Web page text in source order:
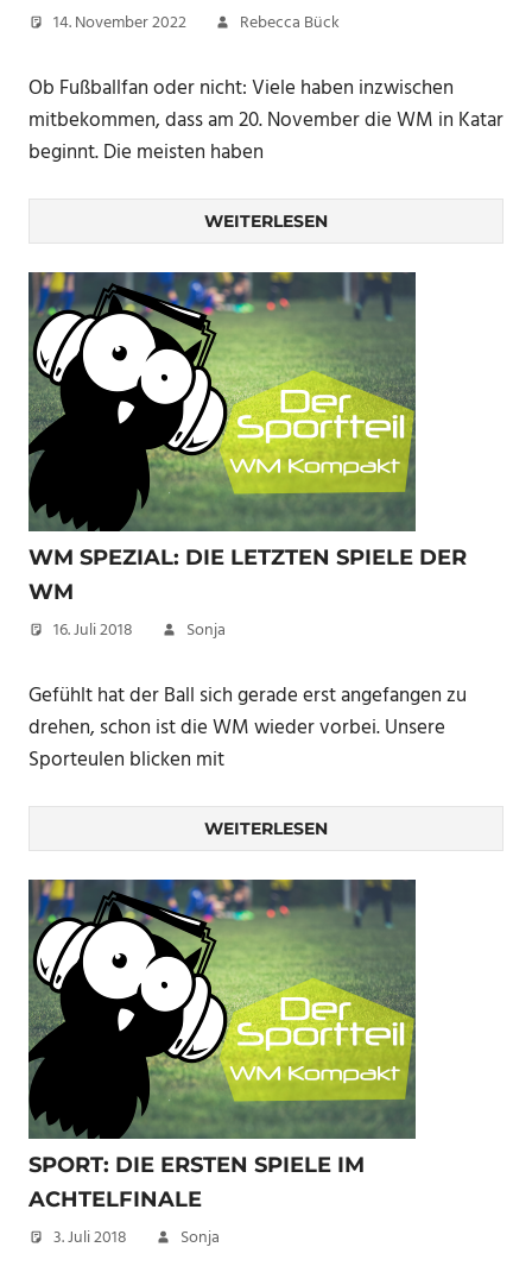
14. November 2022 Rebecca Bück
Ob Fußballfan oder nicht: Viele haben inzwischen
mitbekommen, dass am 20. November die WM in Katar
beginnt. Die meisten haben
WEITERLESEN
WM SPEZIAL: DIE LETZTEN SPIELE DER
WM
16. Juli 2018 Sonja
Gefühlt hat der Ball sich gerade erst angefangen zu
drehen, schon ist die WM wieder vorbei. Unsere
Sporteulen blicken mit
WEITERLESEN
SPORT: DIE ERSTEN SPIELE IM
ACHTELFINALE
3. Juli 2018 Sonja